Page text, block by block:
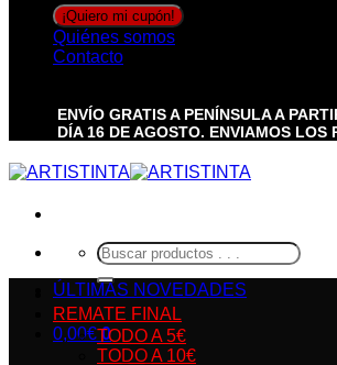
Quiénes somos
Contacto
ENVÍO GRATIS A PENÍNSULA A
DÍA 16 DE AGOSTO. ENVIAMOS LOS
Buscar
por:
0,00€ 0
ÚLTIMAS NOVEDADES
REMATE FINAL
TODO A 5€
TODO A 10€